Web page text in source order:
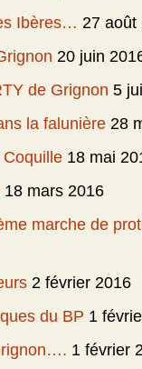
Ibères… 27 août
20 juin
de Grignon 5
la falunière 28
Coquille 18 mai
18 mars 2016
marche de
2 février 2016
du BP 1
1 février